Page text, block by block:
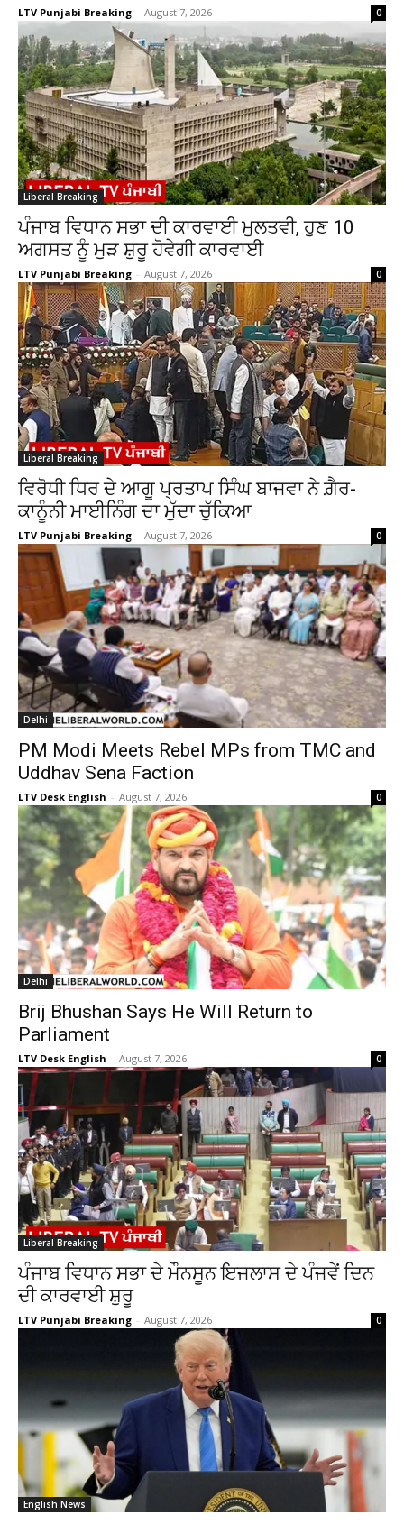
LTV Punjabi Breaking - August 7, 2026 0
Liberal Breaking
ਪੰਜਾਬ ਵਿਧਾਨ ਸਭਾ ਦੀ ਕਾਰਵਾਈ ਮੁਲਤਵੀ, ਹੁਣ 10
ਅਗਸਤ ਨੂੰ ਮੁੜ ਸ਼ੁਰੂ ਹੋਵੇਗੀ ਕਾਰਵਾਈ
LTV Punjabi Breaking - August 7, 2026 0
Liberal Breaking
ਵਿਰੋਧੀ ਧਿਰ ਦੇ ਆਗੂ ਪ੍ਰਤਾਪ ਸਿੰਘ ਬਾਜਵਾ ਨੇ ਗ਼ੈਰ-
ਕਾਨੂੰਨੀ ਮਾਈਨਿੰਗ ਦਾ ਮੁੱਦਾ ਚੁੱਕਿਆ
LTV Punjabi Breaking - August 7, 2026 0
Delhi
PM Modi Meets Rebel MPs from TMC and
Uddhav Sena Faction
LTV Desk English - August 7, 2026 0
Delhi
Brij Bhushan Says He Will Return to
Parliament
LTV Desk English - August 7, 2026 0
Liberal Breaking
ਪੰਜਾਬ ਵਿਧਾਨ ਸਭਾ ਦੇ ਮੌਨਸੂਨ ਇਜਲਾਸ ਦੇ ਪੰਜਵੇਂ ਦਿਨ
ਦੀ ਕਾਰਵਾਈ ਸ਼ੁਰੂ
LTV Punjabi Breaking - August 7, 2026 0
English News